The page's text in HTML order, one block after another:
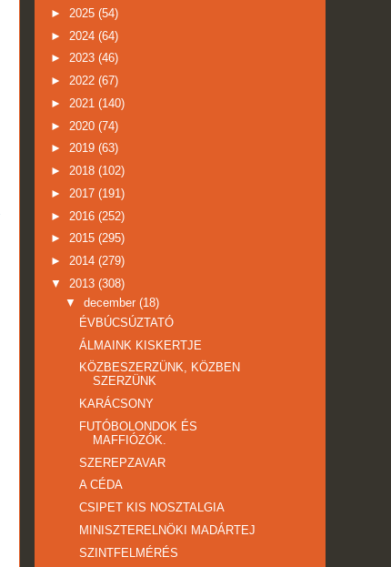
► 2025 (54)
► 2024 (64)
► 2023 (46)
► 2022 (67)
► 2021 (140)
► 2020 (74)
► 2019 (63)
► 2018 (102)
► 2017 (191)
► 2016 (252)
► 2015 (295)
► 2014 (279)
▼ 2013 (308)
▼ december (18)
ÉVBÚCSÚZTATÓ
ÁLMAINK KISKERTJE
KÖZBESZERZÜNK, KÖZBEN
SZERZÜNK
KARÁCSONY
FUTÓBOLONDOK ÉS
MAFFIÓZÓK.
SZEREPZAVAR
A CÉDA
CSIPET KIS NOSZTALGIA
MINISZTERELNÖKI MADÁRTEJ
SZINTFELMÉRÉS